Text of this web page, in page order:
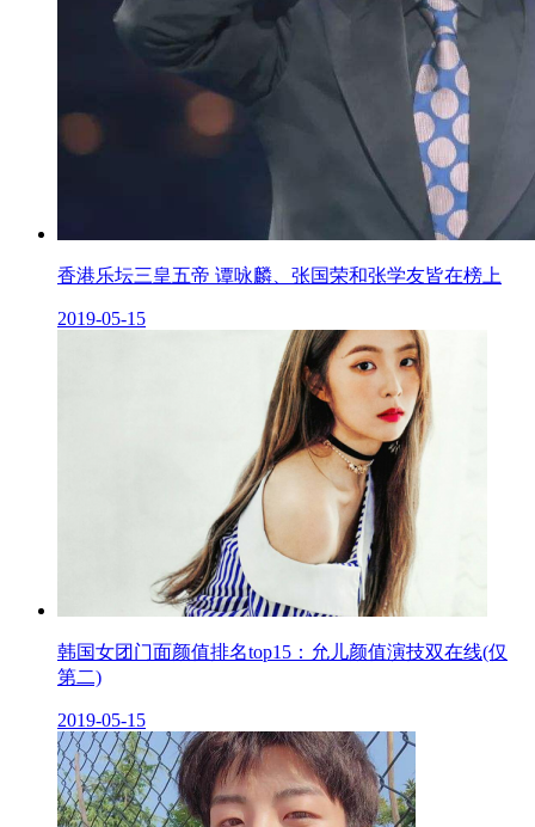
香港乐坛三皇五帝 谭咏麟、张国荣和张学友皆在榜上
2019-05-15
韩国女团门面颜值排名top15：允儿颜值演技双在线(仅
第二)
2019-05-15